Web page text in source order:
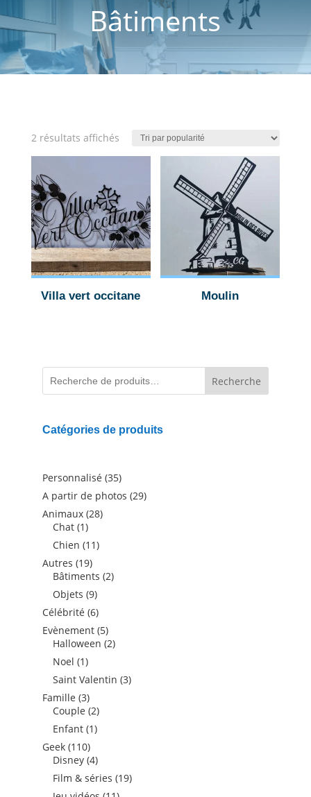
Bâtiments
2 résultats affichésTrié
par
Villa vert occitane Moulin
Recherche
Catégories de produits
Personnalisé 3535
produits
A partir de photos 2929
Animaux 2828
Chat 11
produit
Chien 1111
Autres 1919
produits
Bâtiments 22
Objets 99
produits
Célébrité 66
produits
Evènement 55
produits
Halloween 22
Noel 11
produit
Saint Valentin 33
Famille 33
produits
Couple 22
produits
Enfant 11
Geek 110110
produits
Disney 44
produits
Film & séries 1919